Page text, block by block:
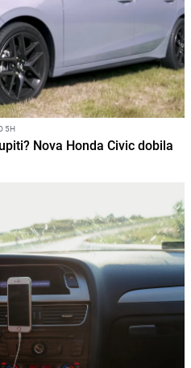
5H
Nova Honda Civic dobila